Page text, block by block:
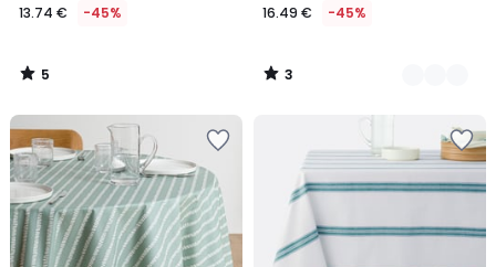
13.74 € -45%
5
/
16.49 € -45%
3
/